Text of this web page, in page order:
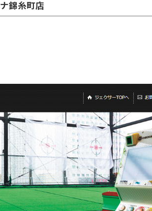
錦糸町店